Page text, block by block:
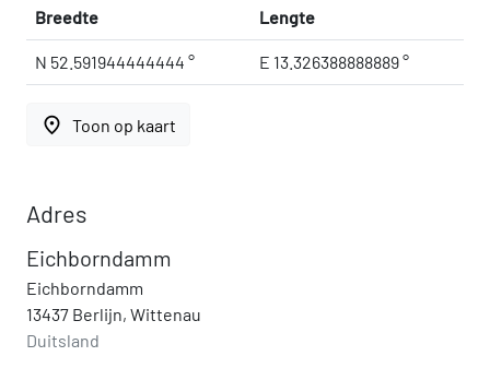
Breedte Lengte
N 52.591944444444 ° E 13.326388888889 °
place Toon op kaart
Adres
Eichborndamm
Eichborndamm
13437 Berlijn, Wittenau
Duitsland